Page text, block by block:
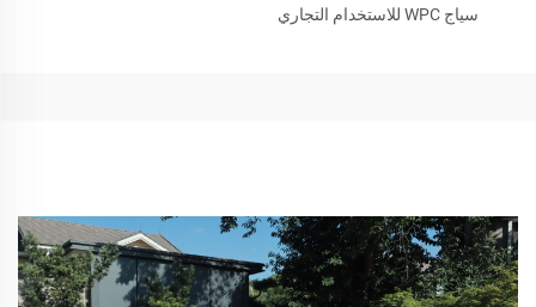
سياج WPC للاستخدام التجاري